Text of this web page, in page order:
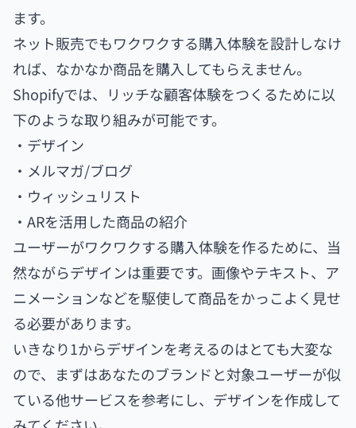
ます。
ネット販売でもワクワクする購入体験を設計しなけ
れば、なかなか商品を購入してもらえません。
Shopifyでは、リッチな顧客体験をつくるために以
下のような取り組みが可能です。
・デザイン
・メルマガ/ブログ
・ウィッシュリスト
・ARを活用した商品の紹介
ユーザーがワクワクする購入体験を作るために、当
然ながらデザインは重要です。画像やテキスト、ア
ニメーションなどを駆使して商品をかっこよく見せ
る必要があります。
いきなり1からデザインを考えるのはとても大変な
ので、まずはあなたのブランドと対象ユーザーが似
ている他サービスを参考にし、デザインを作成して